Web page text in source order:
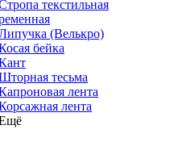
текстильная
(Велькро)
бейка
тесьма
лента
лента